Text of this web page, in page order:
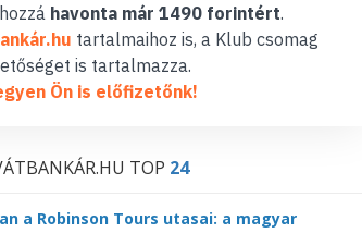
havonta már 1490 forintért.
tartalmaihoz is, a Klub csomag
is tartalmazza.
Ön is előfizetőnk!
TOP 24
a Robinson Tours utasai: a magyar